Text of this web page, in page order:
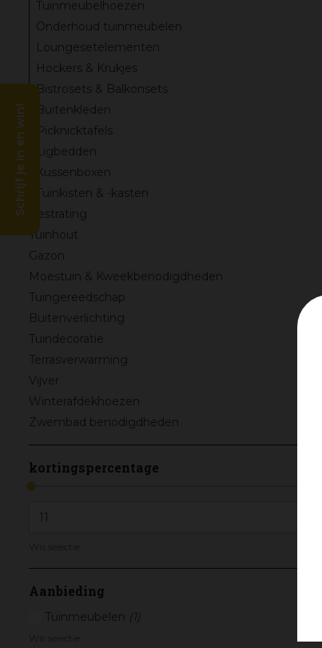
Tuinmeubelhoezen
Onderhoud tuinmeubelen
Loungesetelementen
Hockers & Krukjes
Bistrosets & Balkonsets
Buitenkleden
Picknicktafels
Ligbedden
Kussenboxen
Tuinkisten & -kasten
Bestrating
Tuinhout
Gazon
Moestuin & Kweekbenodigdheden
Tuingereedschap
Buitenverlichting
Tuindecoratie
Terrasverwarming
Vijver
Winterafdekhoezen
Zwembad benodigdheden
kortingspercentage
Aanbieding
Tuinmeubelen (1)
Schrijf je in en win!